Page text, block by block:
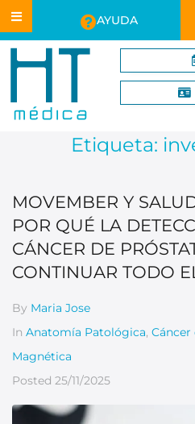
AYUDA
Etiqueta:
MOVEMBER Y
POR QUÉ LA
CÁNCER DE
CONTINUAR TODO
By Maria Jose
In Anatomía Patológica, Cáncer
Magnética
Posted 25/11/2025